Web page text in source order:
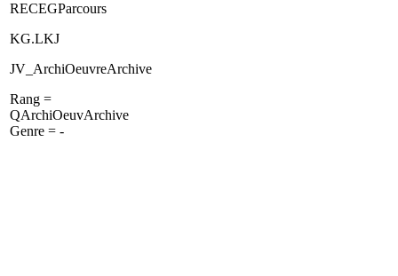
RECEGParcours
KG.LKJ
JV_ArchiOeuvreArchive
Rang =
QArchiOeuvArchive
Genre = -